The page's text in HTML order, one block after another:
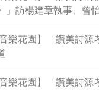
」訪楊建章執事、曾
樂花園】「讚美詩源
樂花園】「讚美詩源